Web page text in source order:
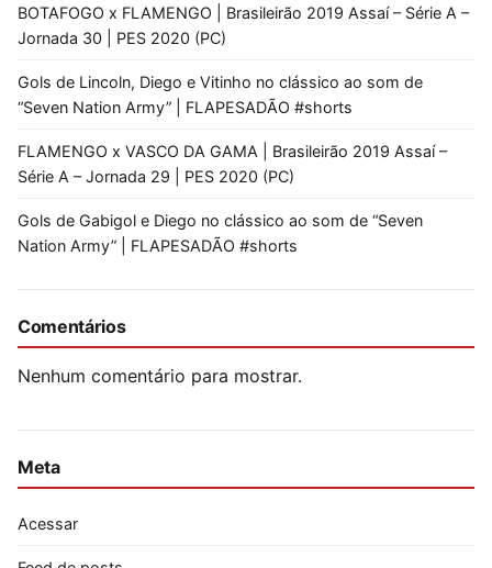
BOTAFOGO x FLAMENGO | Brasileirão 2019 Assaí – Série A –
Jornada 30 | PES 2020 (PC)
Gols de Lincoln, Diego e Vitinho no clássico ao som de
“Seven Nation Army” | FLAPESADÃO #shorts
FLAMENGO x VASCO DA GAMA | Brasileirão 2019 Assaí –
Série A – Jornada 29 | PES 2020 (PC)
Gols de Gabigol e Diego no clássico ao som de “Seven
Nation Army” | FLAPESADÃO #shorts
Comentários
Nenhum comentário para mostrar.
Meta
Acessar